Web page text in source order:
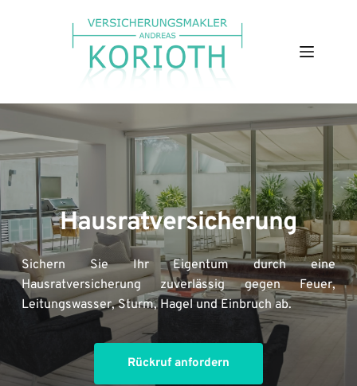
Hausratversicherung
Sichern Sie Ihr Eigentum durch eine
Hausratversicherung zuverlässig gegen Feuer,
Leitungswasser, Sturm, Hagel und Einbruch ab.
Rückruf anfordern